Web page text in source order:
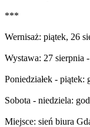
***
Wernisaż: piątek, 26
Wystawa: 27 sierpnia
Poniedziałek - piątek:
Sobota - niedziela:
Miejsce: sień biura